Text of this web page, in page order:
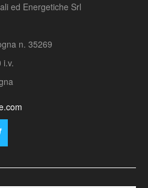
ed Energetiche Srl
n. 35269
i.v.